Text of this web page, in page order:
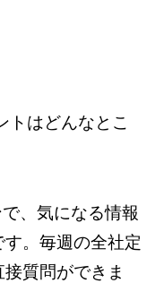
はどんなとこ
、気になる情報
。毎週の全社定
質問ができま